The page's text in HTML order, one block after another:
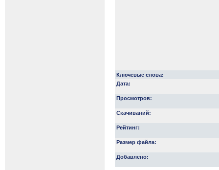
Ключевые слова:
Дата:
Просмотров:
Скачиваний:
Рейтинг:
Размер файла:
Добавлено: